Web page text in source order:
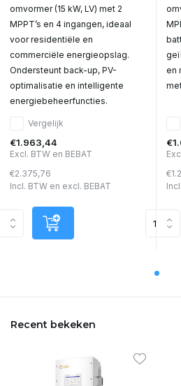
omvormer (15 kW, LV) met 2
MPPT’s en 4 ingangen, ideaal
voor residentiële en
commerciële energieopslag.
Ondersteunt back-up, PV-
optimalisatie en intelligente
energiebeheerfuncties.
Vergelijk
€1.963,44
Excl. BTW en BEBAT
€2.375,76
Incl. BTW en excl. BEBAT
en
Recent bekeken